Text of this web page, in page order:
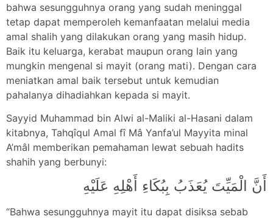
bahwa sesungguhnya orang yang sudah meninggal
tetap dapat memperoleh kemanfaatan melalui media
amal shalih yang dilakukan orang yang masih hidup.
Baik itu keluarga, kerabat maupun orang lain yang
mungkin mengenal si mayit (orang mati). Dengan cara
meniatkan amal baik tersebut untuk kemudian
pahalanya dihadiahkan kepada si mayit.
Sayyid Muhammad bin Alwi al-Maliki al-Hasani dalam
kitabnya, Tahqîqul Amal fî Mâ Yanfa’ul Mayyita minal
A’mâl memberikan pemahaman lewat sebuah hadits
shahih yang berbunyi:
أَنَّ الْمَيِّتَ يُعَذَبُ بِبُكَاءِ أَهْلِهِ عَلَيْهِ
“Bahwa sesungguhnya mayit itu dapat disiksa sebab